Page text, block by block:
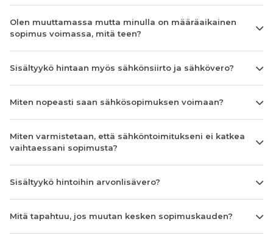
Olen muuttamassa mutta minulla on määräaikainen
sopimus voimassa, mitä teen?
Sisältyykö hintaan myös sähkönsiirto ja sähkövero?
Miten nopeasti saan sähkösopimuksen voimaan?
Miten varmistetaan, että sähköntoimitukseni ei katkea
vaihtaessani sopimusta?
Sisältyykö hintoihin arvonlisävero?
Mitä tapahtuu, jos muutan kesken sopimuskauden?